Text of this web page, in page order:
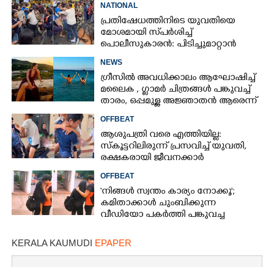
NATIONAL
പ്രതിഷേധത്തിനിടെ യുവതിയെ
മോശമായി സ്‌പർശിച്ച്
പൊലീസുകാരൻ: പിടിച്ചുമാറ്റാൻ
NEWS
ഗ്രീസിൽ അവധിക്കാലം ആഘോഷിച്ച്
മലൈക ,​ ഗ്ലാമർ ചിത്രങ്ങൾ പങ്കുവച്ച്
താരം,​ ഒപ്പമുള്ള അജ്ഞാതൻ ആരെന്ന്
OFFBEAT
ആശുപത്രി വരെ എത്തിയില്ല:
സ്കൂട്ടറിലിരുന്ന് പ്രസവിച്ച് യുവതി,
രക്ഷകരായി ജീവനക്കാർ
OFFBEAT
'നിങ്ങൾ സ്വന്തം കാര്യം നോക്കൂ';
കമിതാക്കാൾ ചുംബിക്കുന്ന
വീഡിയോ പകർത്തി പങ്കുവച്ച
KERALA KAUMUDI EPAPER